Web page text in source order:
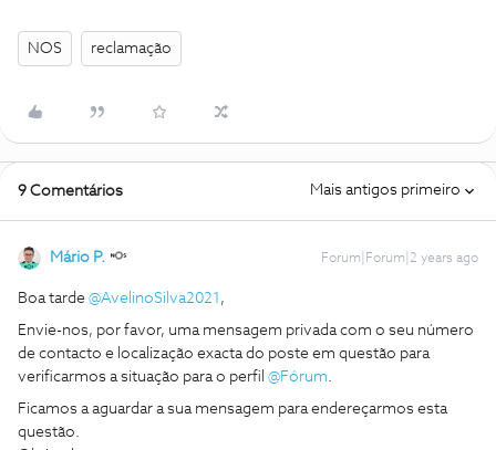
NOS reclamação
9 Comentários Mais antigos primeiro
Mário P. Forum|Forum|2 years ago
Boa tarde @AvelinoSilva2021 ,
Envie-nos, por favor, uma mensagem privada com o seu número
de contacto e localização exacta do poste em questão para
verificarmos a situação para o perfil @Fórum
Ficamos a aguardar a sua mensagem para endereçarmos esta
questão.